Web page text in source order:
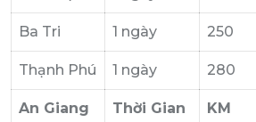
Ba Tri 1 ngày 250
Thạnh Phú 1 ngày 280
An Giang Thời Gian KM